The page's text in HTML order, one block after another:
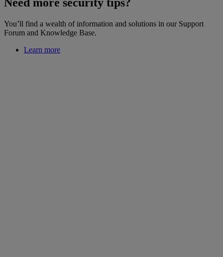
Need more security tips?
You’ll find a wealth of information and solutions in our Support
Forum and Knowledge Base.
Learn more